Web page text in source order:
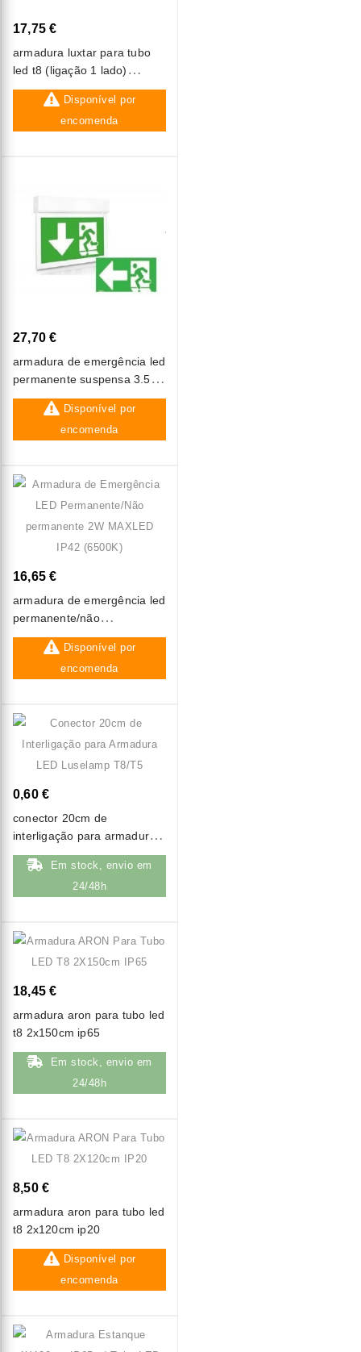
17,75 €
armadura luxtar para tubo
led t8 (ligação 1 lado)
2x120cm ip65
Disponível por
encomenda
27,70 €
armadura de emergência led
permanente suspensa 3.5w
ip20 luxtar
Disponível por
encomenda
16,65 €
armadura de emergência led
permanente/não
permanente 2w maxled ip42
(6500k)
Disponível por
encomenda
0,60 €
conector 20cm de
interligação para armadura
led luselamp t8/t5
Em stock, envio em
24/48h
18,45 €
armadura aron para tubo led
t8 2x150cm ip65
Em stock, envio em
24/48h
8,50 €
armadura aron para tubo led
t8 2x120cm ip20
Disponível por
encomenda